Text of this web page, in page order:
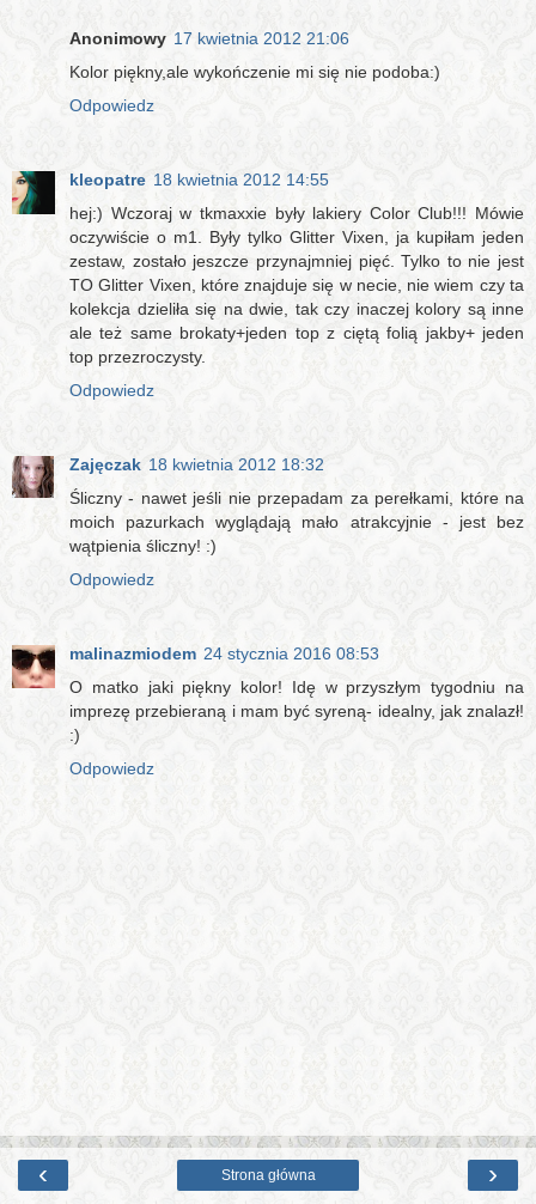
Anonimowy 17 kwietnia 2012 21:06
Kolor piękny,ale wykończenie mi się nie podoba:)
Odpowiedz
kleopatre 18 kwietnia 2012 14:55
hej:) Wczoraj w tkmaxxie były lakiery Color Club!!! Mówie
oczywiście o m1. Były tylko Glitter Vixen, ja kupiłam jeden
zestaw, zostało jeszcze przynajmniej pięć. Tylko to nie jest
TO Glitter Vixen, które znajduje się w necie, nie wiem czy ta
kolekcja dzieliła się na dwie, tak czy inaczej kolory są inne
ale też same brokaty+jeden top z ciętą folią jakby+ jeden
top przezroczysty.
Odpowiedz
Zajęczak 18 kwietnia 2012 18:32
Śliczny - nawet jeśli nie przepadam za perełkami, które na
moich pazurkach wyglądają mało atrakcyjnie - jest bez
wątpienia śliczny! :)
Odpowiedz
malinazmiodem 24 stycznia 2016 08:53
O matko jaki piękny kolor! Idę w przyszłym tygodniu na
imprezę przebieraną i mam być syreną- idealny, jak znalazł!
:)
Odpowiedz
‹ ›
Strona główna